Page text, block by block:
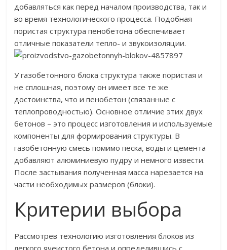
добавляться как перед началом производства, так и
во время технологического процесса. Подобная
пористая структура пенобетона обеспечивает
отличные показатели тепло- и звукоизоляции.
У газобетонного блока структура также пористая и
не сплошная, поэтому он имеет все те же
достоинства, что и пенобетон (связанные с
теплопроводностью). Основное отличие этих двух
бетонов – это процесс изготовления и используемые
компоненты для формирования структуры. В
газобетонную смесь помимо песка, воды и цемента
добавляют алюминиевую пудру и немного извести.
После застывания полученная масса нарезается на
части необходимых размеров (блоки).
Критерии выбора
Рассмотрев технологию изготовления блоков из
легкого ячеистого бетона и определившись с